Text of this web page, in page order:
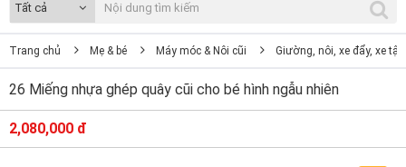
Tất cả
Trang chủ Mẹ & bé Máy móc & Nôi cũi Giường, nôi, xe đẩy, xe
26 Miếng nhựa ghép quây cũi cho bé hình ngẫu nhiên
2,080,000 đ